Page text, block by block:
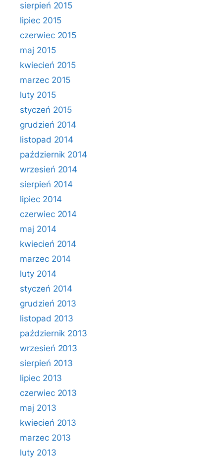
sierpień 2015
lipiec 2015
czerwiec 2015
maj 2015
kwiecień 2015
marzec 2015
luty 2015
styczeń 2015
grudzień 2014
listopad 2014
październik 2014
wrzesień 2014
sierpień 2014
lipiec 2014
czerwiec 2014
maj 2014
kwiecień 2014
marzec 2014
luty 2014
styczeń 2014
grudzień 2013
listopad 2013
październik 2013
wrzesień 2013
sierpień 2013
lipiec 2013
czerwiec 2013
maj 2013
kwiecień 2013
marzec 2013
luty 2013